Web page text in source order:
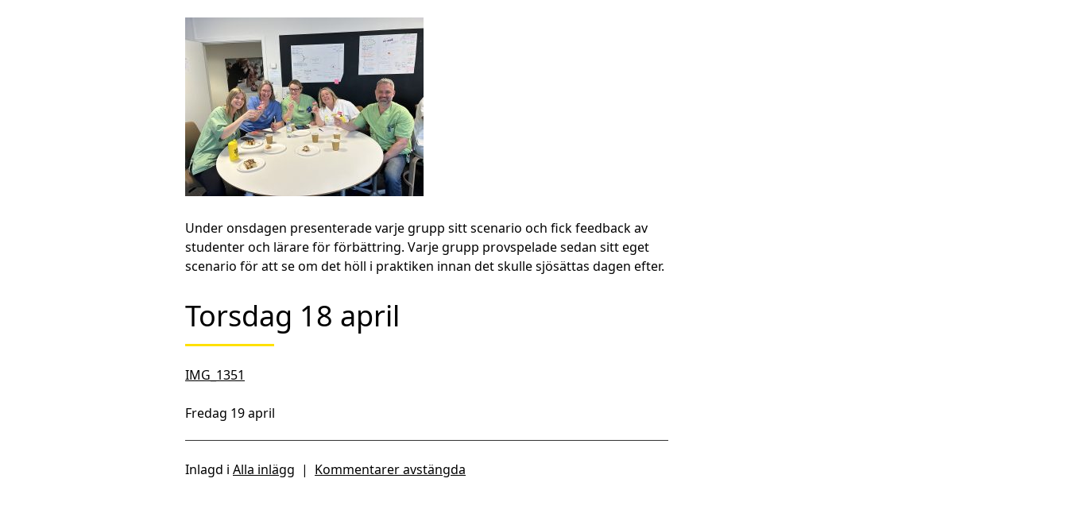
Under onsdagen presenterade varje grupp sitt scenario och fick feedback av
studenter och lärare för förbättring. Varje grupp provspelade sedan sitt eget
scenario för att se om det höll i praktiken innan det skulle sjösättas dagen efter.
Torsdag 18 april
IMG_1351
Fredag 19 april
Inlagd i Alla inlägg | Kommentarer avstängda